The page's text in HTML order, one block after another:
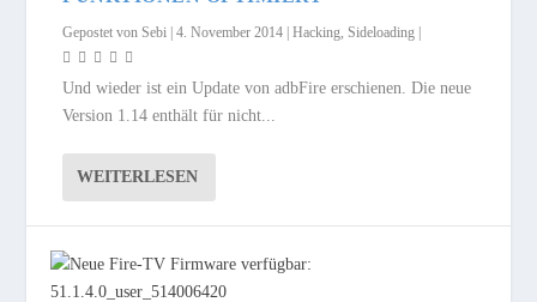
Gepostet vonSebi |4. November 2014 |Hacking ,Sideloading |
Und wieder ist ein Update von adbFire erschienen. Die neue
Version 1.14 enthält für nicht...
WEITERLESEN